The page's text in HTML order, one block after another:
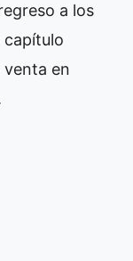
a los
capítulo
en